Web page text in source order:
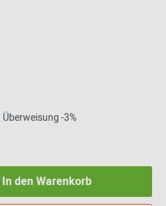
-3%
In den Warenkorb